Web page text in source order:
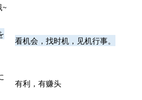
看机会，找时机，见机行事。
有利，有赚头